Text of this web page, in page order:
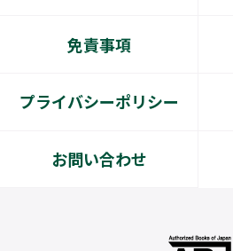
免責事項
プライバシーポリシー
お問い合わせ